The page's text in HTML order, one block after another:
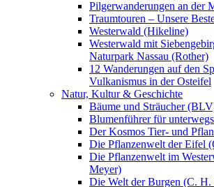
Pilgerwanderungen an der
Traumtouren – Unsere
Westerwald (Hikeline)
Westerwald mit
Naturpark Nassau (Rother)
12 Wanderungen auf den
Vulkanismus in der Osteifel
Natur, Kultur & Geschichte
Bäume und Sträucher
Blumenführer für
Der Kosmos Tier- und
Die Pflanzenwelt der Eifel
Die Pflanzenwelt im
Meyer)
Die Welt der Burgen (C. H.